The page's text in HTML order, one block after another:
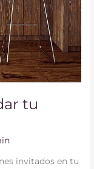
tu
invitados en tu